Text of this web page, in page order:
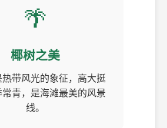
🌴
椰树之美
带风光的象征，高大挺
青，是海滩最美的风景
线。